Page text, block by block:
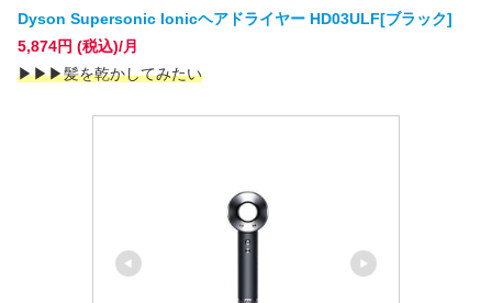
Dyson Supersonic Ionicヘアドライヤー HD03ULF[ブラック]
5,874円 (税込)/月
▶▶▶髪を乾かしてみたい